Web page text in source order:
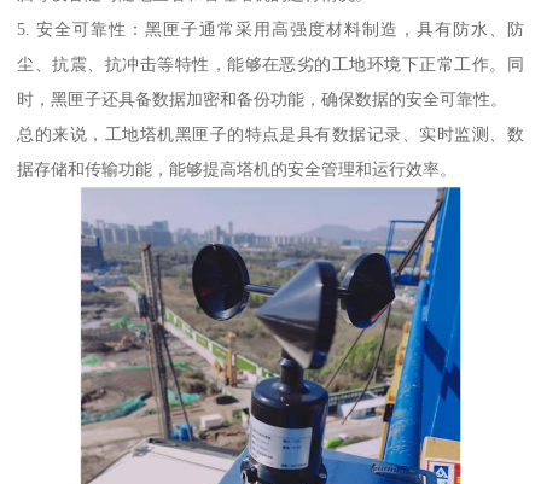
5. 安全可靠性：黑匣子通常采用高强度材料制造，具有防水、防
尘、抗震、抗冲击等特性，能够在恶劣的工地环境下正常工作。同
时，黑匣子还具备数据加密和备份功能，确保数据的安全可靠性。
总的来说，工地塔机黑匣子的特点是具有数据记录、实时监测、数
据存储和传输功能，能够提高塔机的安全管理和运行效率。